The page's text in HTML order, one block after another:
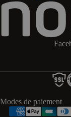
Modes de paiement